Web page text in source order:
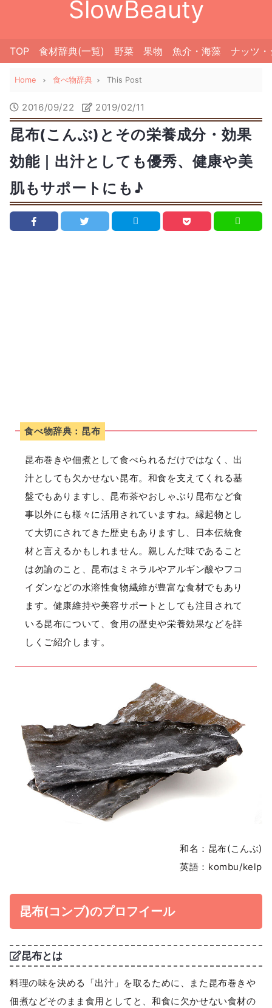
SlowBeauty
TOP 食材辞典(一覧) 野菜 果物 魚介・海藻 ナッツ
Home 食べ物辞典 This Post
2016/09/22 2019/02/11
昆布(こんぶ)とその栄養成分・効果
効能｜出汁としても優秀、健康や美
肌もサポートにも♪
食べ物辞典：昆布
昆布巻きや佃煮として食べられるだけではなく、出
汁としても欠かせない昆布。和食を支えてくれる基
盤でもありますし、昆布茶やおしゃぶり昆布など食
事以外にも様々に活用されていますね。縁起物とし
て大切にされてきた歴史もありますし、日本伝統食
材と言えるかもしれません。親しんだ味であること
は勿論のこと、昆布はミネラルやアルギン酸やフコ
イダンなどの水溶性食物繊維が豊富な食材でもあり
ます。健康維持や美容サポートとしても注目されて
いる昆布について、食用の歴史や栄養効果などを詳
しくご紹介します。
和名：昆布(こんぶ)
英語：kombu/kelp
昆布(コンブ)のプロフイール
昆布とは
料理の味を決める「出汁」を取るために、また昆布巻きや
佃煮などそのまま食用としてと、和食に欠かせない食材の